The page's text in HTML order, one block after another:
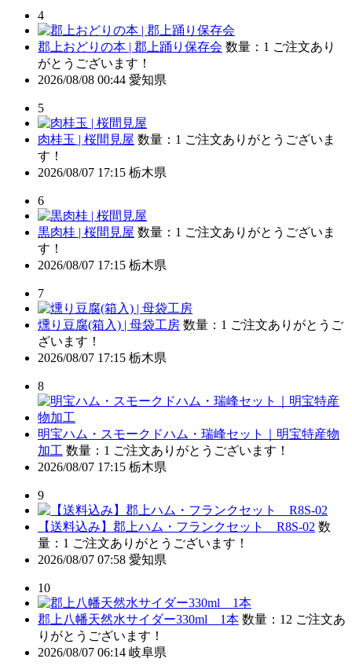
4
郡上おどりの本 | 郡上踊り保存会 数量：1 ご注文あり
がとうございます！
2026/08/08 00:44 愛知県
5
肉桂玉 | 桜間見屋 数量：1 ご注文ありがとうございま
す！
2026/08/07 17:15 栃木県
6
黒肉桂 | 桜間見屋 数量：1 ご注文ありがとうございま
す！
2026/08/07 17:15 栃木県
7
燻り豆腐(箱入) | 母袋工房 数量：1 ご注文ありがとうご
ざいます！
2026/08/07 17:15 栃木県
8
明宝ハム・スモークドハム・瑞峰セット｜明宝特産物
加工 数量：1 ご注文ありがとうございます！
2026/08/07 17:15 栃木県
9
【送料込み】郡上ハム・フランクセット R8S-02 数
量：1 ご注文ありがとうございます！
2026/08/07 07:58 愛知県
10
郡上八幡天然水サイダー330ml 1本 数量：12 ご注文あ
りがとうございます！
2026/08/07 06:14 岐阜県